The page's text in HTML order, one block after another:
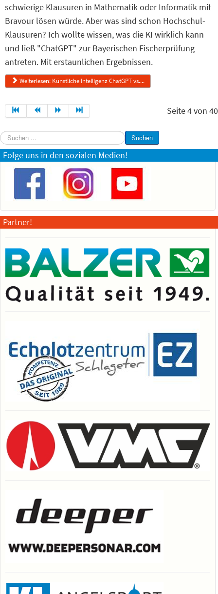
schwierige Klausuren in Mathematik oder Informatik mit
Bravour lösen würde. Aber was sind schon Hochschul-
Klausuren? Ich wollte wissen, was die KI wirklich kann
und ließ "ChatGPT" zur Bayerischen Fischerprüfung
antreten. Mit erstaunlichen Ergebnissen.
Weiterlesen: Künstliche Intelligenz ChatGPT vs....
Seite 4 von 40
Suchen
...
Suchen
Folge uns in den sozialen Medien!
Partner!